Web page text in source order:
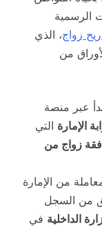
الرسمية
زواج، الذي
من
عبر منصة
الإمارة التي
زواج من
من الإمارة
من السجل
الداخلية في